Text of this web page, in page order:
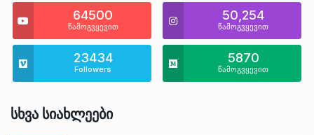
64500
წამოგვყევით
50,254
წამოგვყევით
23434
Followers
5870
წამოგვყევით
Სხვა Სიახლეები